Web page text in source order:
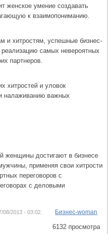
женское умение создавать
к взаимопониманию.
и хитростям, успешные бизнес-
самых невероятных
партнеров.
хитростей и уловок
налаживанию важных
женщины достигают в бизнесе
применяя свои хитрости
переговоров с
с деловыми
08/2013 - 03:02. Бизнес-woman
6132 просмотра